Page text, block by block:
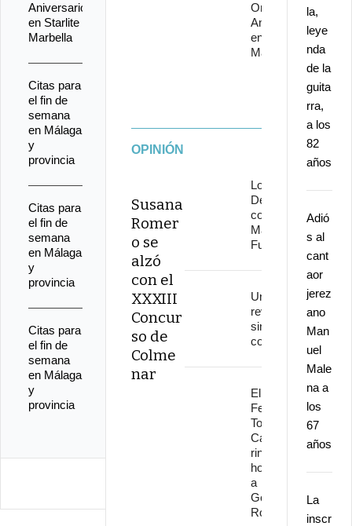
Omega 30
Aniversario
en Starlite
Marbella
OPINIÓN
Susana
Romer
o se
alzó
con el
XXXIII
Concur
so de
Colme
nar
Los
Delinqüentes
conquistan
Marenostrum
Fuengirola
Una
revolución
sin
continuidad
El
Festival
Torre del
Cante
rinde
homenaje
a
Gonzalo
Rojo
la,
leye
nda
de la
guita
rra,
a los
82
años
Adió
s al
cant
aor
jerez
ano
Man
uel
Male
na a
los
67
años
La
inscr
Aniversario
en Starlite
Marbella
Citas para
el fin de
semana
en Málaga
y
provincia
Citas para
el fin de
semana
en Málaga
y
provincia
Citas para
el fin de
semana
en Málaga
y
provincia